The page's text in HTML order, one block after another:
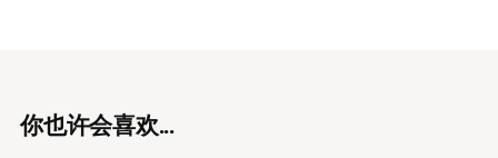
你也许会喜欢...